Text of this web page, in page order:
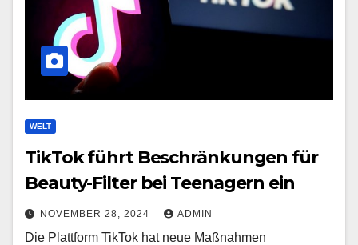
WELT
TikTok führt Beschränkungen für
Beauty-Filter bei Teenagern ein
NOVEMBER 28, 2024 ADMIN
Die Plattform TikTok hat neue Maßnahmen